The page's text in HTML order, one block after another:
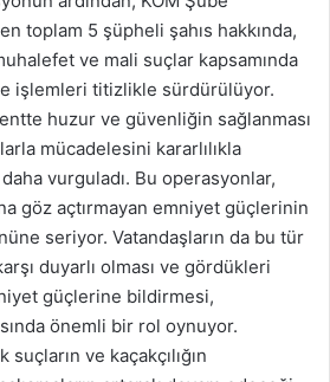
toplam 5 şüpheli şahıs hakkında,
ve mali suçlar kapsamında
işlemleri titizlikle sürdürülüyor.
huzur ve güvenliğin sağlanması
mücadelesini kararlılıkla
vurguladı. Bu operasyonlar,
göz açtırmayan emniyet güçlerinin
seriyor. Vatandaşların da bu tür
duyarlı olması ve gördükleri
güçlerine bildirmesi,
önemli bir rol oynuyor.
ve kaçakçılığın